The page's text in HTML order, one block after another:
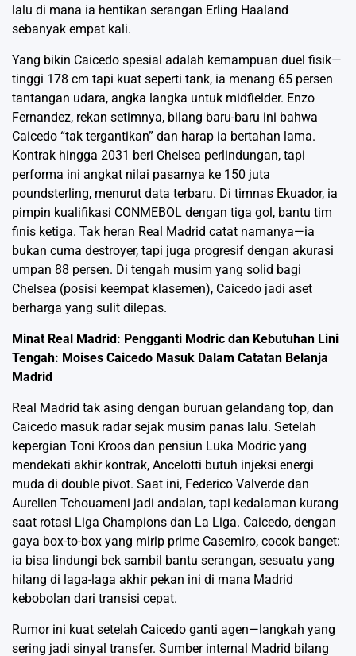
lalu di mana ia hentikan serangan Erling Haaland
sebanyak empat kali.
Yang bikin Caicedo spesial adalah kemampuan duel fisik—
tinggi 178 cm tapi kuat seperti tank, ia menang 65 persen
tantangan udara, angka langka untuk midfielder. Enzo
Fernandez, rekan setimnya, bilang baru-baru ini bahwa
Caicedo “tak tergantikan” dan harap ia bertahan lama.
Kontrak hingga 2031 beri Chelsea perlindungan, tapi
performa ini angkat nilai pasarnya ke 150 juta
poundsterling, menurut data terbaru. Di timnas Ekuador, ia
pimpin kualifikasi CONMEBOL dengan tiga gol, bantu tim
finis ketiga. Tak heran Real Madrid catat namanya—ia
bukan cuma destroyer, tapi juga progresif dengan akurasi
umpan 88 persen. Di tengah musim yang solid bagi
Chelsea (posisi keempat klasemen), Caicedo jadi aset
berharga yang sulit dilepas.
Minat Real Madrid: Pengganti Modric dan Kebutuhan Lini
Tengah: Moises Caicedo Masuk Dalam Catatan Belanja
Madrid
Real Madrid tak asing dengan buruan gelandang top, dan
Caicedo masuk radar sejak musim panas lalu. Setelah
kepergian Toni Kroos dan pensiun Luka Modric yang
mendekati akhir kontrak, Ancelotti butuh injeksi energi
muda di double pivot. Saat ini, Federico Valverde dan
Aurelien Tchouameni jadi andalan, tapi kedalaman kurang
saat rotasi Liga Champions dan La Liga. Caicedo, dengan
gaya box-to-box yang mirip prime Casemiro, cocok banget:
ia bisa lindungi bek sambil bantu serangan, sesuatu yang
hilang di laga-laga akhir pekan ini di mana Madrid
kebobolan dari transisi cepat.
Rumor ini kuat setelah Caicedo ganti agen—langkah yang
sering jadi sinyal transfer. Sumber internal Madrid bilang